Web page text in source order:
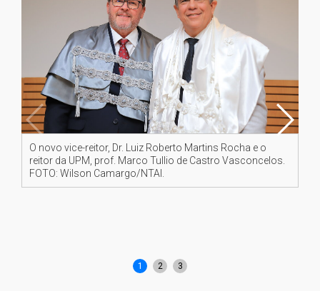
O novo vice-reitor, Dr. Luiz Roberto Martins Rocha e o
reitor da UPM, prof. Marco Tullio de Castro Vasconcelos.
FOTO: Wilson Camargo/NTAI.
1 2 3